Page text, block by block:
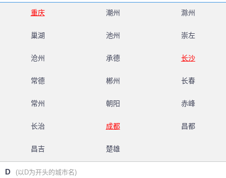
重庆 潮州 滁州
巢湖 池州 崇左
沧州 承德 长沙
常德 郴州 长春
常州 朝阳 赤峰
长治 成都 昌都
昌吉 楚雄
D (以D为开头的城市名)